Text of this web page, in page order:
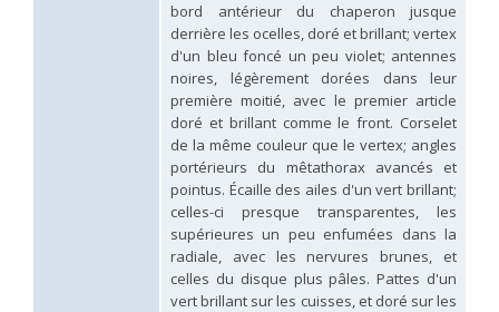
Linsenmaier, 1987
Abeille, 1878
Buysson, 1887
Abeille, 1879
Móczár, 1964
Perraudin, 1978
Linsenmaier, 1959
Linsenmaier, 1959
(Dahlbom, 1854)
Hedychridium incrassatum mavromoustakisiEnslin, 1950
Abeille, 1879
Trautmann, 1927
Linsenmaier, 1987
Linsenmaier, 1959
Balthasar, 1952
bord antérieur du chaperon jusque
derrière les ocelles, doré et brillant; vertex
d'un bleu foncé un peu violet; antennes
noires, légèrement dorées dans leur
première moitié, avec le premier article
doré et brillant comme le front. Corselet
de la même couleur que le vertex; angles
portérieurs du mêtathorax avancés et
pointus. Écaille des ailes d'un vert brillant;
celles-ci presque transparentes, les
supérieures un peu enfumées dans la
radiale, avec les nervures brunes, et
celles du disque plus pâles. Pattes d'un
vert brillant sur les cuisses, et doré sur les